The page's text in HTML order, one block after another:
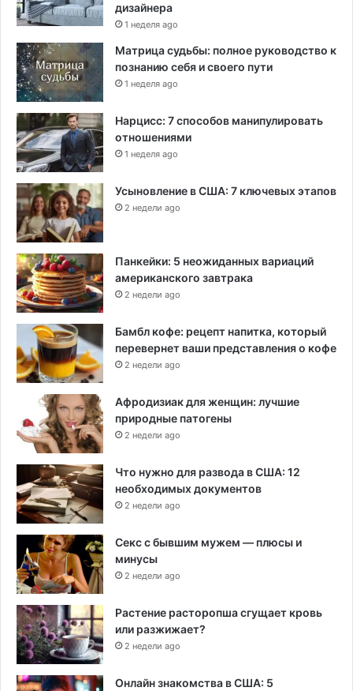
дизайнера
1 неделя ago
Матрица судьбы: полное руководство к
познанию себя и своего пути
1 неделя ago
Нарцисс: 7 способов манипулировать
отношениями
1 неделя ago
Усыновление в США: 7 ключевых этапов
2 недели ago
Панкейки: 5 неожиданных вариаций
американского завтрака
2 недели ago
Бамбл кофе: рецепт напитка, который
перевернет ваши представления о кофе
2 недели ago
Афродизиак для женщин: лучшие
природные патогены
2 недели ago
Что нужно для развода в США: 12
необходимых документов
2 недели ago
Секс с бывшим мужем — плюсы и
минусы
2 недели ago
Растение расторопша сгущает кровь
или разжижает?
2 недели ago
Онлайн знакомства в США: 5